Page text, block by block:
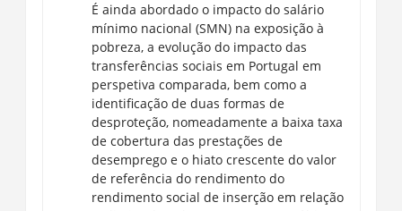
É ainda abordado o impacto do salário
mínimo nacional (SMN) na exposição à
pobreza, a evolução do impacto das
transferências sociais em Portugal em
perspetiva comparada, bem como a
identificação de duas formas de
desproteção, nomeadamente a baixa taxa
de cobertura das prestações de
desemprego e o hiato crescente do valor
de referência do rendimento do
rendimento social de inserção em relação